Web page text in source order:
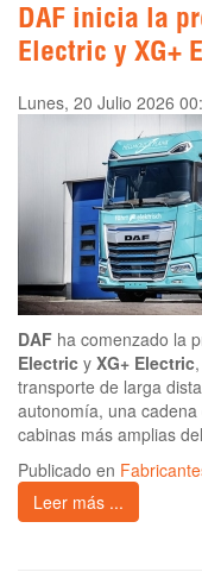
DAF inicia la
Electric y XG+
Lunes, 20 Julio 2026
DAF ha comenzado la
Electric y XG+ Electric
transporte de larga
autonomía, una
cabinas más amplias
Publicado en
Leer más ...